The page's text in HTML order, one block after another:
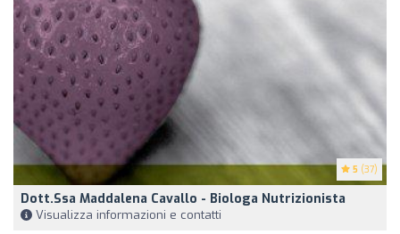
5 (37)
Dott.ssa Maddalena Cavallo - Biologa Nutrizionista
Visualizza informazioni e contatti